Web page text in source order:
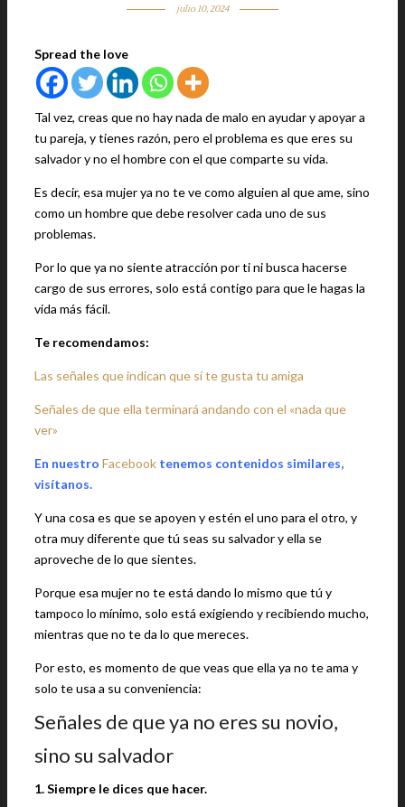
julio 10, 2024
Spread the love
Tal vez, creas que no hay nada de malo en ayudar y apoyar a
tu pareja, y tienes razón, pero el problema es que eres su
salvador y no el hombre con el que comparte su vida.
Es decir, esa mujer ya no te ve como alguien al que ame, sino
como un hombre que debe resolver cada uno de sus
problemas.
Por lo que ya no siente atracción por ti ni busca hacerse
cargo de sus errores, solo está contigo para que le hagas la
vida más fácil.
Te recomendamos:
Las señales que indican que sí te gusta tu amiga
Señales de que ella terminará andando con el «nada que
ver»
En nuestro Facebook tenemos contenidos similares,
visítanos.
Y una cosa es que se apoyen y estén el uno para el otro, y
otra muy diferente que tú seas su salvador y ella se
aproveche de lo que sientes.
Porque esa mujer no te está dando lo mismo que tú y
tampoco lo mínimo, solo está exigiendo y recibiendo mucho,
mientras que no te da lo que mereces.
Por esto, es momento de que veas que ella ya no te ama y
solo te usa a su conveniencia:
Señales de que ya no eres su novio,
sino su salvador
1. Siempre le dices que hacer.